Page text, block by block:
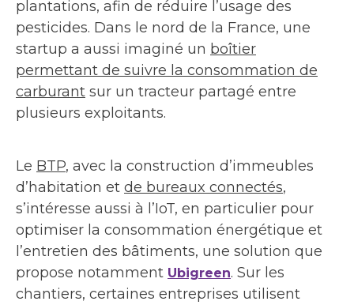
plantations, afin de réduire l’usage des
pesticides. Dans le nord de la France, une
startup a aussi imaginé un boîtier
permettant de suivre la consommation de
carburant sur un tracteur partagé entre
plusieurs exploitants.
Le BTP, avec la construction d’immeubles
d’habitation et de bureaux connectés,
s’intéresse aussi à l’IoT, en particulier pour
optimiser la consommation énergétique et
l’entretien des bâtiments, une solution que
propose notamment Ubigreen. Sur les
chantiers, certaines entreprises utilisent